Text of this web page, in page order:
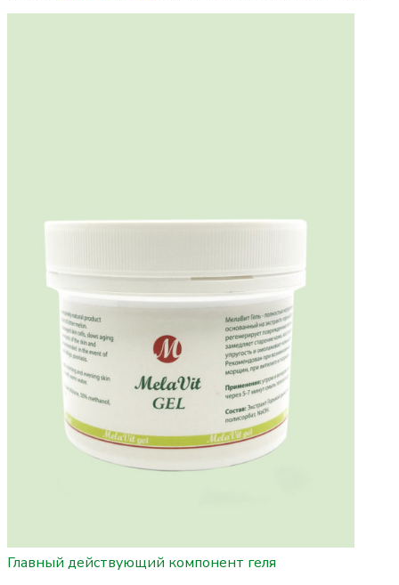
Главный действующий компонент геля